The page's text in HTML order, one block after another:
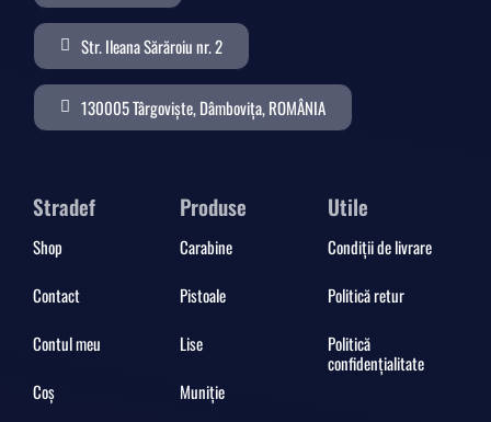
Str. Ileana Sărăroiu nr. 2
130005 Târgoviște, Dâmbovița, ROMÂNIA
Stradef
Shop
Contact
Contul meu
Coș
Produse
Carabine
Pistoale
Lise
Muniție
Utile
Condiții de livrare
Politică retur
Politică
confidențialitate